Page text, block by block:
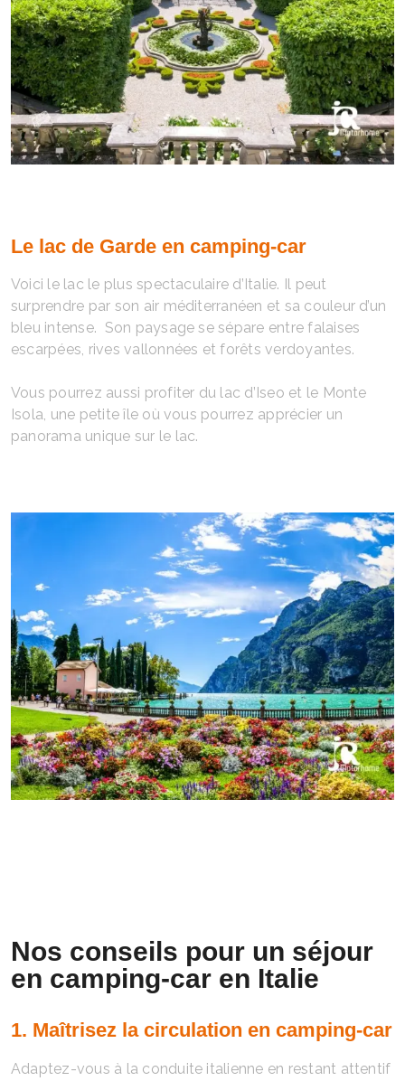
Le lac de Garde en camping-car
Voici le lac le plus spectaculaire d’Italie. Il peut
surprendre par son air méditerranéen et sa couleur d’un
bleu intense. Son paysage se sépare entre falaises
escarpées, rives vallonnées et forêts verdoyantes.
Vous pourrez aussi profiter du lac d’Iseo et le Monte
Isola, une petite île où vous pourrez apprécier un
panorama unique sur le lac.
Nos conseils pour un séjour
en camping-car en Italie
1. Maîtrisez la circulation en camping-car
Adaptez-vous à la conduite italienne en restant attentif